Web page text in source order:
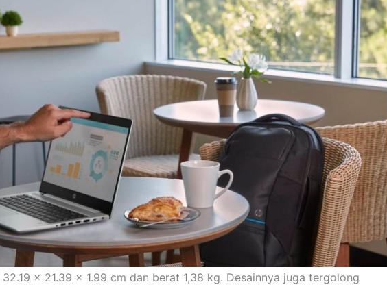
x 21.39 x 1.99 cm dan berat 1,38 kg. Desainnya juga tergolong